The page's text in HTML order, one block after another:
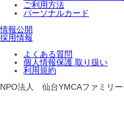
ご利用方法
パーソナルカード
情報公開
採用情報
よくある質問
個人情報保護 取り扱い
利用規約
NPO法人 仙台YMCAファミリー